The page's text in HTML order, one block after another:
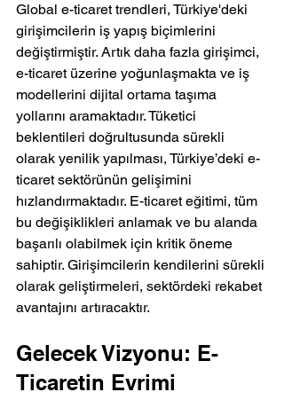
Global e-ticaret trendleri, Türkiye'deki
girişimcilerin iş yapış biçimlerini
değiştirmiştir. Artık daha fazla girişimci,
e-ticaret üzerine yoğunlaşmakta ve iş
modellerini dijital ortama taşıma
yollarını aramaktadır. Tüketici
beklentileri doğrultusunda sürekli
olarak yenilik yapılması, Türkiye’deki e-
ticaret sektörünün gelişimini
hızlandırmaktadır. E-ticaret eğitimi, tüm
bu değişiklikleri anlamak ve bu alanda
başarılı olabilmek için kritik öneme
sahiptir. Girişimcilerin kendilerini sürekli
olarak geliştirmeleri, sektördeki rekabet
avantajını artıracaktır.
Gelecek Vizyonu: E-
Ticaretin Evrimi